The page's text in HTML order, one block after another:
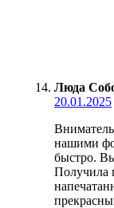
Люда
20.01.2025
нашими
быстро.
Получила